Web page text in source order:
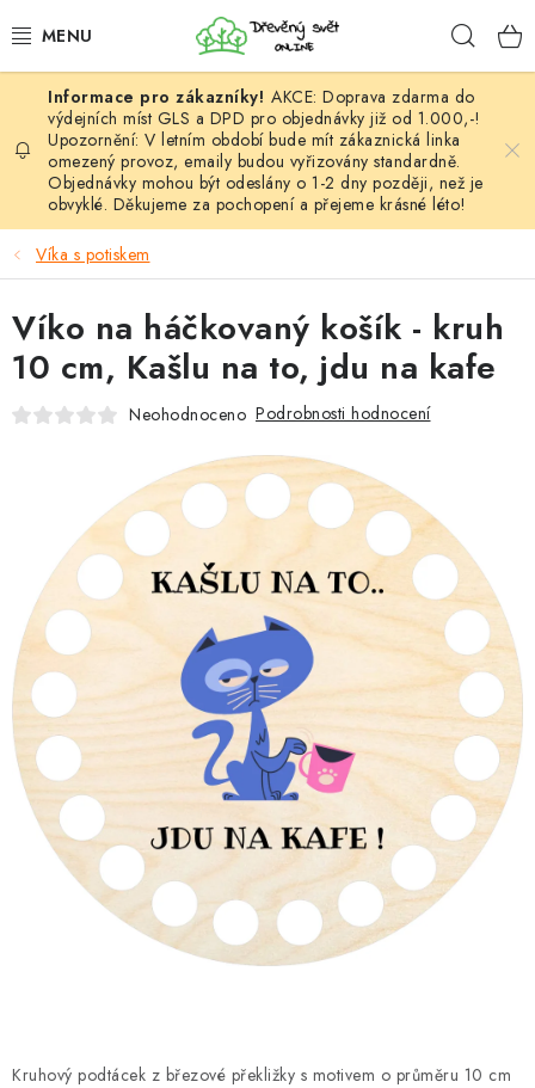
na
HÁČKOVÁNÍ
VYPLÉTÁNÍ
PŘÍZE
DOPLŇKY
TVOŘENÍ
GALANTERIE A LÁTKY
DÁRKY
VELKOOBCHOD
Doprava a platba Vrácení zboží a reklamace
Časté otázky
Kontakt
Moje objednávka
Obchodní podmínky
Ochrana osobních údajů
Hodnocení obchodu
Oblíbené produkty
Věrnostní program
AKCE: Doprava zdarma do
výdejních míst GLS a DPD pro objednávky již od 1.000,-!
Upozornění: V letním období bude mít zákaznická linka
omezený provoz, emaily budou vyřizovány standardně.
Objednávky mohou být odeslány o 1-2 dny později, než je
obvyklé. Děkujeme za pochopení a přejeme krásné léto!
Víka s potiskem
Kruhový podtácek z březové překližky s motivem o průměru 10 cm
Víko na háčkovaný košík - kruh
10 cm, Kašlu na to, jdu na kafe
Neohodnoceno Podrobnosti hodnocení